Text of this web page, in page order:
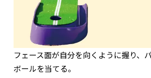
フェース面が自分を向くように握り、
ボールを当てる。